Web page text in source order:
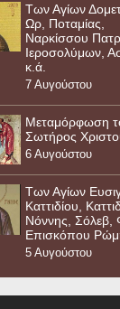
Των Αγίων
Ωρ, Ποταμίας,
Ναρκίσσου
Ιεροσολύμων,
κ.ά.
7 Αυγούστου
Μεταμόρφωση
Σωτήρος
6 Αυγούστου
Των Αγίων
Καττιδίου,
Νόννης, Σόλεβ,
Επισκόπου
5 Αυγούστου